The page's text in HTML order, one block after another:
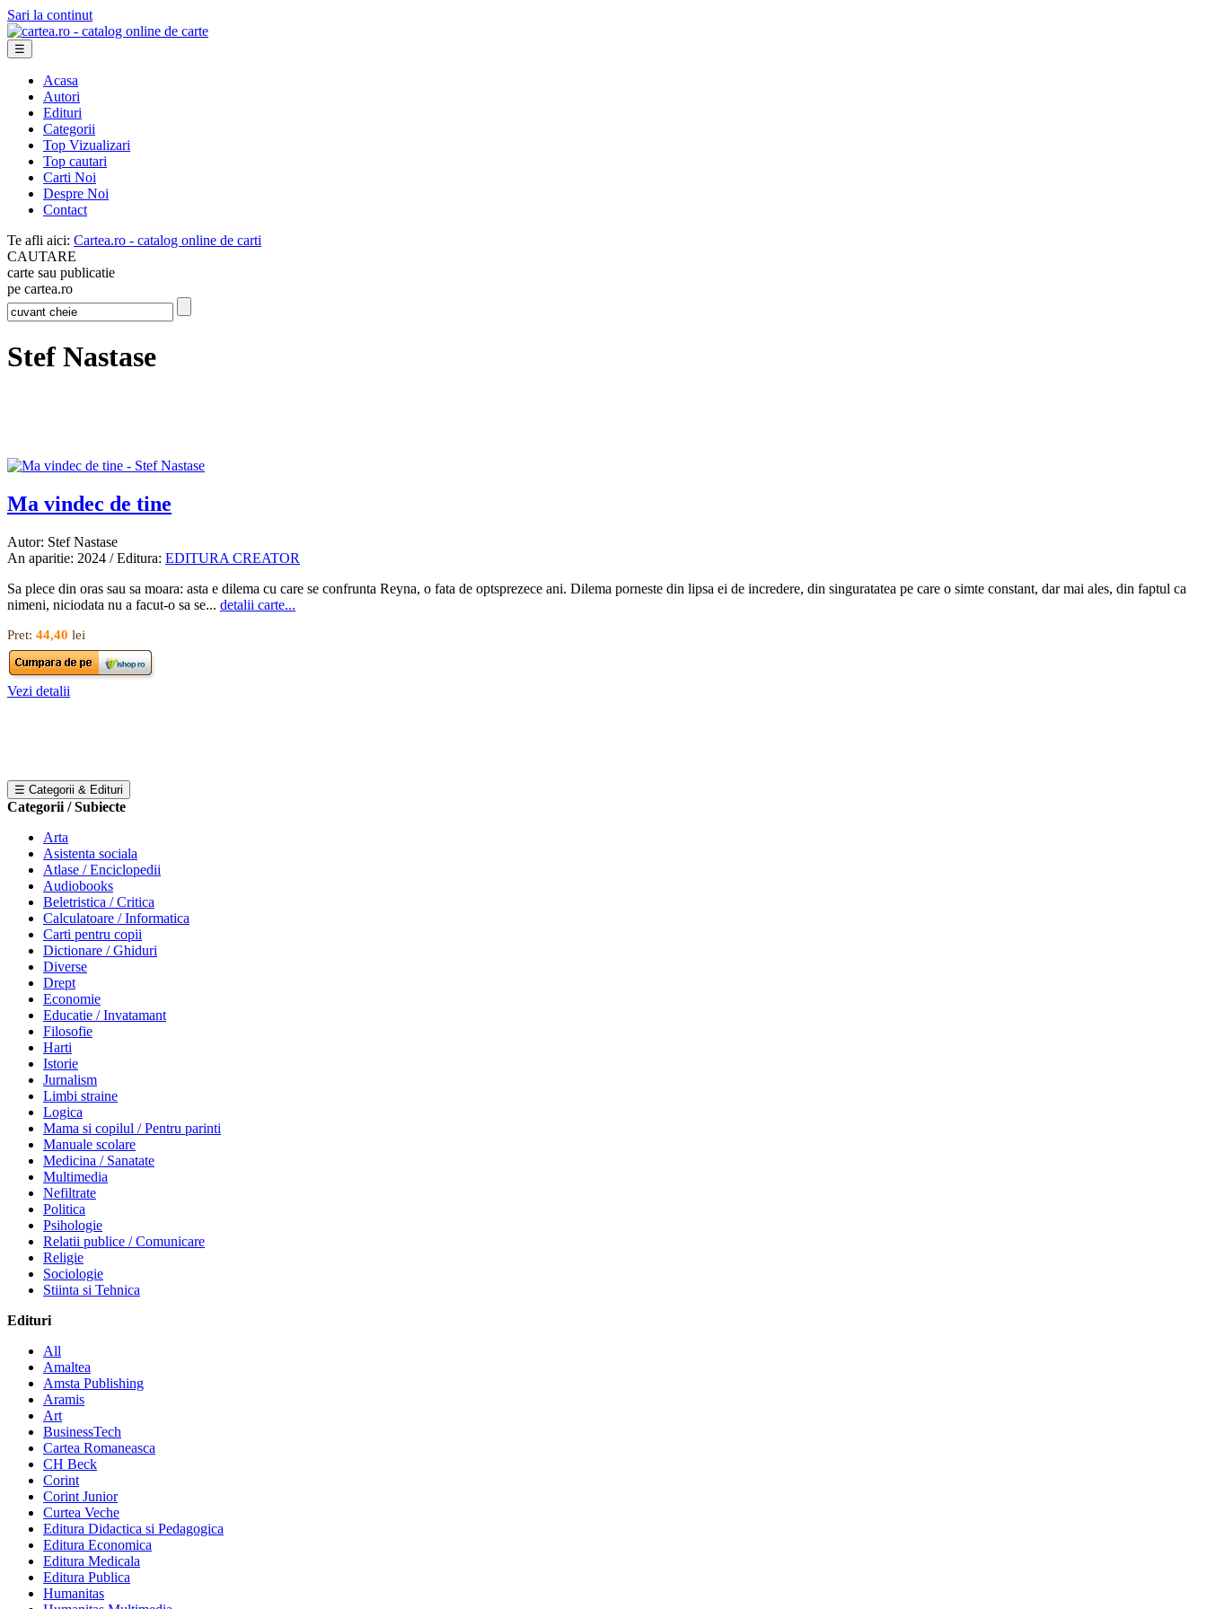
Sari la continut
☰
Acasa
Autori
Edituri
Categorii
Top Vizualizari
Top cautari
Carti Noi
Despre Noi
Contact
Te afli aici: Cartea.ro - catalog online de carti
CAUTARE
carte sau publicatie
pe cartea.ro
Stef Nastase
Ma vindec de tine
Autor: Stef Nastase
An aparitie: 2024 / Editura: EDITURA CREATOR
Sa plece din oras sau sa moara: asta e dilema cu care se confrunta Reyna, o fata de optsprezece ani. Dilema porneste din lipsa ei de incredere, din singuratatea pe care o simte constant, dar mai ales, din faptul ca
nimeni, niciodata nu a facut-o sa se... detalii carte...
Pret: 44,40 lei
Vezi detalii
☰ Categorii & Edituri
Categorii / Subiecte
Arta
Asistenta sociala
Atlase / Enciclopedii
Audiobooks
Beletristica / Critica
Calculatoare / Informatica
Carti pentru copii
Dictionare / Ghiduri
Diverse
Drept
Economie
Educatie / Invatamant
Filosofie
Harti
Istorie
Jurnalism
Limbi straine
Logica
Mama si copilul / Pentru parinti
Manuale scolare
Medicina / Sanatate
Multimedia
Nefiltrate
Politica
Psihologie
Relatii publice / Comunicare
Religie
Sociologie
Stiinta si Tehnica
Edituri
All
Amaltea
Amsta Publishing
Aramis
Art
BusinessTech
Cartea Romaneasca
CH Beck
Corint
Corint Junior
Curtea Veche
Editura Didactica si Pedagogica
Editura Economica
Editura Medicala
Editura Publica
Humanitas